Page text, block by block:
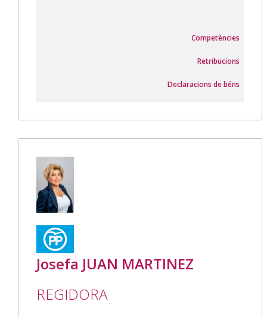
Competències
Retribucions
Declaracions de béns
Josefa JUAN MARTINEZ
REGIDORA